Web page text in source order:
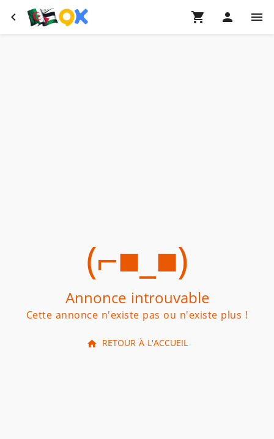
(⌐■_■)
Annonce introuvable
Cette annonce n'existe pas ou n'existe plus !
RETOUR À L'ACCUEIL